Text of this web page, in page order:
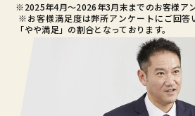
※2025年4月～2026年3月末までのお客様ア
※お客様満足度は弊所アンケートにご回答
「やや満足」の割合となっております。